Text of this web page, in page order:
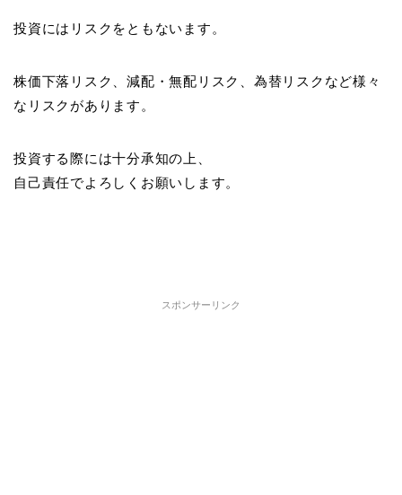
投資にはリスクをともないます。
株価下落リスク、減配・無配リスク、為替リスクなど様々
なリスクがあります。
投資する際には十分承知の上、
自己責任でよろしくお願いします。
スポンサーリンク